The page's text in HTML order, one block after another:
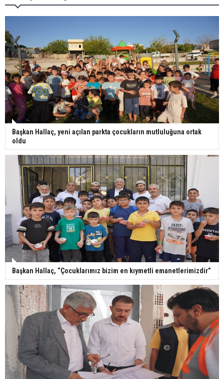
Başkan Hallaç, yeni açılan parkta çocukların mutluluğuna ortak
oldu
Başkan Hallaç, “Çocuklarımız bizim en kıymetli emanetlerimizdir”